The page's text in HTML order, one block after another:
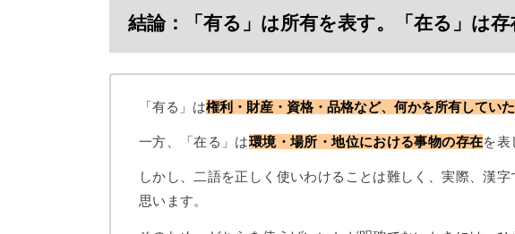
結論：「有る」は所有を表す。「在る」は存
「有る」は権利・財産・資格・品格など、何かを所有してい
一方、「在る」は環境・場所・地位における事物の存在を表
しかし、二語を正しく使いわけることは難しく、実際、漢
思います。